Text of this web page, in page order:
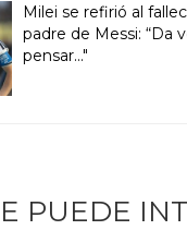
Milei se refirió al
padre de Messi: “Da
pensar..."
PUEDE